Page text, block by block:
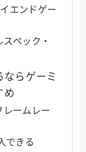
エンドゲー
ペック・
ならゲーミ
め
レームレー
できる